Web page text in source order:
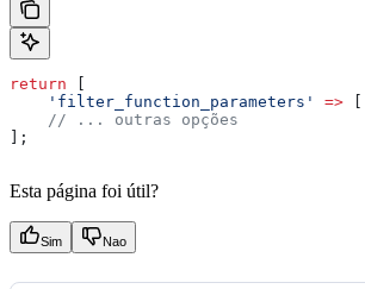
return
    'filter_function_parameters'
=>
    // ... outras opções
];
Esta página foi útil?
Sim Nao